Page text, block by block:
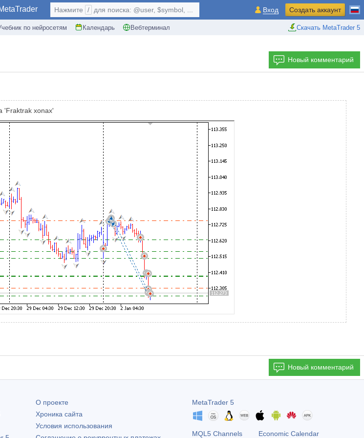
по нейросетям Календарь Вебтерминал Скачать MetaTrader 5
Нажмите / для поиска: @user, $symbol, ... Вход Создать аккаунт
Новый комментарий
'Fraktrak xonax'
Новый комментарий
О проекте
Хроника сайта
Условия использования
MetaTrader 5
MQL5 Channels Economic Calendar